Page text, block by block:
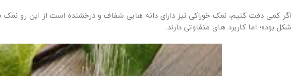
اگر کمی دقت کنیم، نمک خوراکی نیز دارای دانه هایی شفاف و درخشنده است از این رو
شکل بوده؛ اما کاربرد های متفاوتی دارند.